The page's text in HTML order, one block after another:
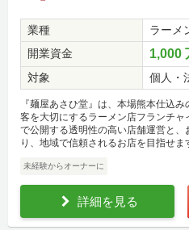
業種
ラーメ
開業資金
1,000
対象 個人・
『麺屋あさひ堂』は、本場熊本仕込
客を大切にするラーメン店フランチ
で公開する透明性の高い店舗運営と
り、地域で信頼されるお店を目指せま
未経験からオーナーに
詳細を見る